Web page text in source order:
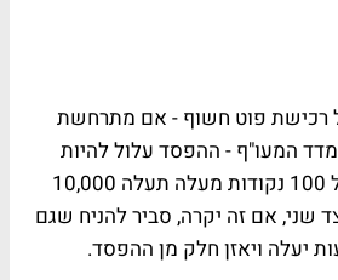
רכישת פוט חשוף - אם מתרחשת
המעו"ף - ההפסד עלול להיות
בלתי מוגבל. תנודה של 100 נקודות מעלה תעלה 10,000
שני, אם זה יקרה, סביר להניח שגם
יעלה ויאזן חלק מן ההפסד.